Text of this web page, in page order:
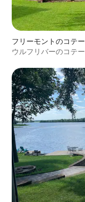
フリーモントのコテ
ウルフリバーのコテ